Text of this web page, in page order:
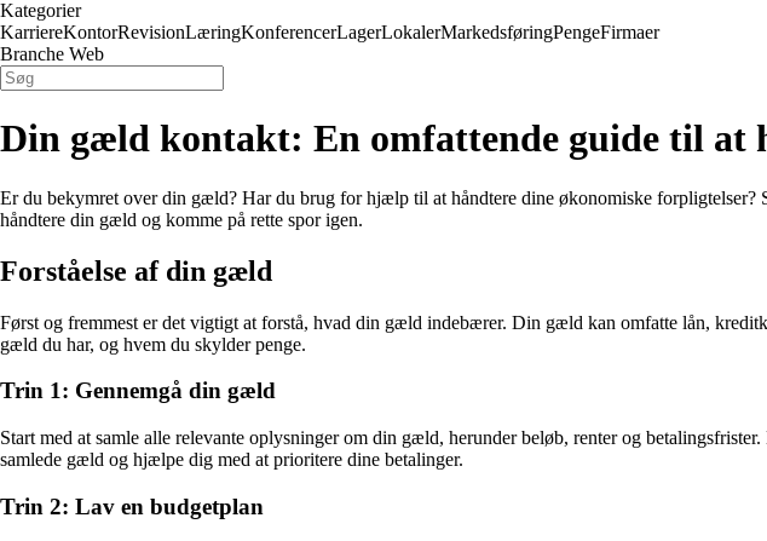
Kategorier
KarriereKontorRevisionLæringKonferencerLagerLokalerMarkedsføringPengeFirmaer
Branche Web
Din gæld kontakt: En omfattende guide til at
Er du bekymret over din gæld? Har du brug for hjælp til at håndtere dine økonomiske
håndtere din gæld og komme på rette spor igen.
Forståelse af din gæld
Først og fremmest er det vigtigt at forstå, hvad din gæld indebærer. Din gæld kan omfatte lån,
gæld du har, og hvem du skylder penge.
Trin 1: Gennemgå din gæld
Start med at samle alle relevante oplysninger om din gæld, herunder beløb, renter og
samlede gæld og hjælpe dig med at prioritere dine betalinger.
Trin 2: Lav en budgetplan